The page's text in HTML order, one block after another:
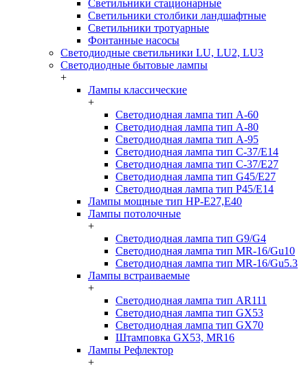
Светильники стационарные
Светильники столбики ландшафтные
Светильники тротуарные
Фонтанные насосы
Светодиодные светильники LU, LU2, LU3
Светодиодные бытовые лампы
+
Лампы классические
+
Светодиодная лампа тип A-60
Светодиодная лампа тип A-80
Светодиодная лампа тип A-95
Светодиодная лампа тип C-37/Е14
Светодиодная лампа тип C-37/Е27
Светодиодная лампа тип G45/E27
Светодиодная лампа тип P45/E14
Лампы мощные тип HP-E27,E40
Лампы потолочные
+
Светодиодная лампа тип G9/G4
Светодиодная лампа тип MR-16/Gu10
Светодиодная лампа тип MR-16/Gu5.3
Лампы встраиваемые
+
Светодиодная лампа тип AR111
Светодиодная лампа тип GX53
Светодиодная лампа тип GX70
Штамповка GX53, MR16
Лампы Рефлектор
+